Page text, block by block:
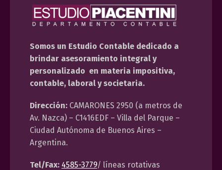
Somos un Estudio Contable dedicado a
brindar asesoramiento integral y
personalizado en materia impositiva,
contable, laboral y societaria.
Dirección: CAMARONES 2950 (a metros de
Av. Nazca) – C1416EDF – Villa del Parque –
Ciudad Autónoma de Buenos Aires –
Argentina.
Tel/Fax: 4585-3779/ líneas rotativas